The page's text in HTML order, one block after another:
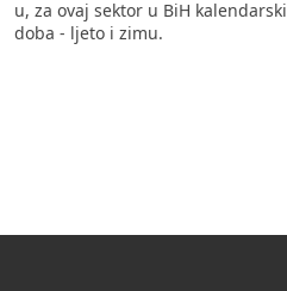
u, za ovaj sektor u BiH
doba - ljeto i zimu.